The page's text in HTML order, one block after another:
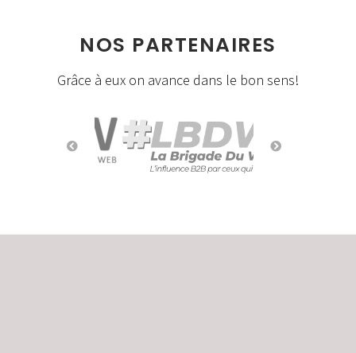
NOS PARTENAIRES
Grâce à eux on avance dans le bon sens!